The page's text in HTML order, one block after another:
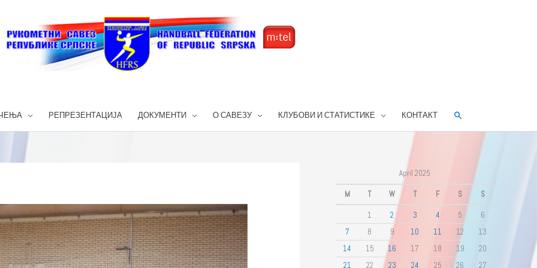
РЕПРЕЗЕНТАЦИЈА ДОКУМЕНТИ О САВЕЗУ КЛУБОВИ И СТАТИСТИКЕ КОНТАКТ Search
April 2025
M T W T F S S
1 2 3 4 5
6
7
8 9 10 11 12
13
14
15 16 17 18 19
20
21
22 23 24 25 26
27